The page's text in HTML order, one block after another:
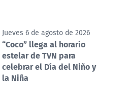
Jueves 6 de agosto de 2026
“Coco” llega al horario
estelar de TVN para
celebrar el Día del Niño y
la Niña